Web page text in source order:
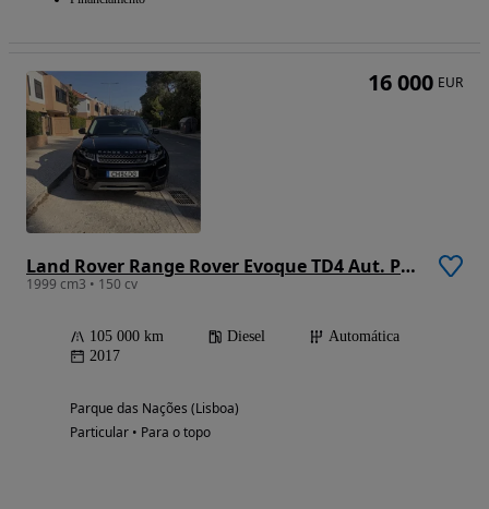
Land Rover Range Rover Evoque TD4 Aut. Pure
1999 cm3 • 150 cv
105 000 km Diesel
Automática
2017
Parque das Nações (Lisboa)
Particular • Para o topo
16 000 EUR